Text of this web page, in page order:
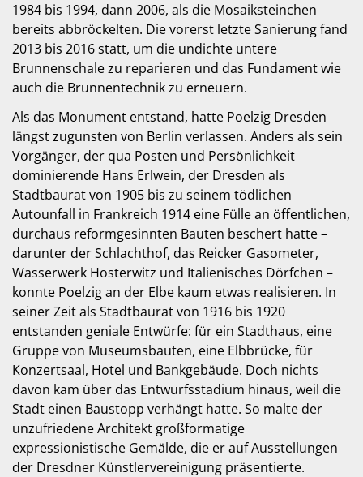
1984 bis 1994, dann 2006, als die Mosaiksteinchen
bereits abbröckelten. Die vorerst letzte Sanierung fand
2013 bis 2016 statt, um die undichte untere
Brunnenschale zu reparieren und das Fundament wie
auch die Brunnentechnik zu erneuern.
Als das Monument entstand, hatte Poelzig Dresden
längst zugunsten von Berlin verlassen. Anders als sein
Vorgänger, der qua Posten und Persönlichkeit
dominierende Hans Erlwein, der Dresden als
Stadtbaurat von 1905 bis zu seinem tödlichen
Autounfall in Frankreich 1914 eine Fülle an öffentlichen,
durchaus reformgesinnten Bauten beschert hatte –
darunter der Schlachthof, das Reicker Gasometer,
Wasserwerk Hosterwitz und Italienisches Dörfchen –
konnte Poelzig an der Elbe kaum etwas realisieren. In
seiner Zeit als Stadtbaurat von 1916 bis 1920
entstanden geniale Entwürfe: für ein Stadthaus, eine
Gruppe von Museumsbauten, eine Elbbrücke, für
Konzertsaal, Hotel und Bankgebäude. Doch nichts
davon kam über das Entwurfsstadium hinaus, weil die
Stadt einen Baustopp verhängt hatte. So malte der
unzufriedene Architekt großformatige
expressionistische Gemälde, die er auf Ausstellungen
der Dresdner Künstlervereinigung präsentierte.